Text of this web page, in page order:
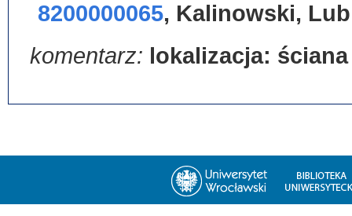
8200000065, Kalinowski,
komentarz: lokalizacja: